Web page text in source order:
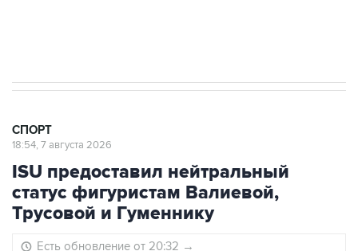
СПОРТ
18:54, 7 августа 2026
ISU предоставил нейтральный
статус фигуристам Валиевой,
Трусовой и Гуменнику
Есть обновление от 20:32 →